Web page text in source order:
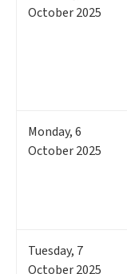
October 2025
Monday,6
October 2025
Tuesday, 7
October 2025